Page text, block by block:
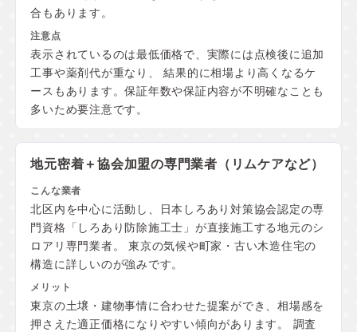
合もあります。
表示されているのは最低価格で、実際には点検後に追加
工事や薬剤代が重なり、 結果的に相場より高くなるケ
ースもあります。保証年数や保証内容が不明確なことも
多いため要注意です。
地元密着＋協会加盟の専門業者（リムケアなど）
北区内を中心に活動し、日本しろあり対策協会認定の専
門資格「しろあり防除施工士」が直接施工する地元のシ
ロアリ専門業者。 東京の気候や町家・古い木造住宅の
構造に詳しいのが強みです。
東京の土壌・建物事情に合わせた提案ができ、相場感を
押さえた適正価格になりやすい傾向があります。 調査